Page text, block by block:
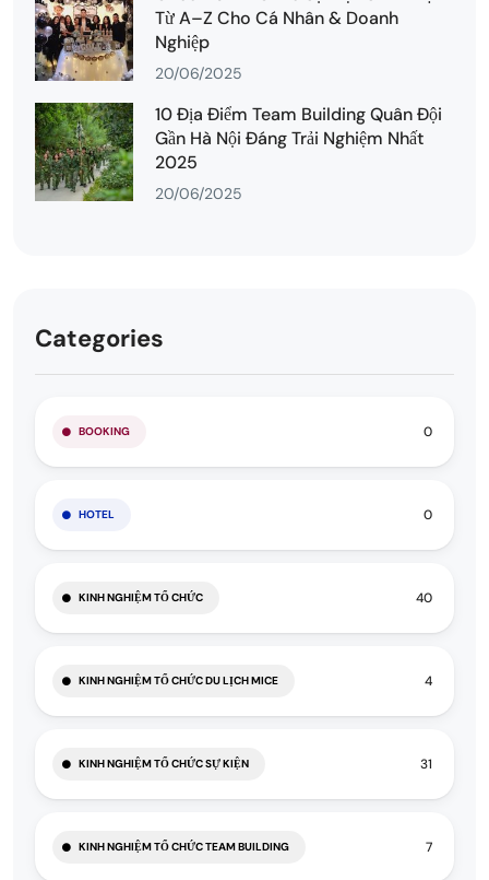
Từ A–Z Cho Cá Nhân & Doanh
Nghiệp
20/06/2025
10 Địa Điểm Team Building Quân Đội
Gần Hà Nội Đáng Trải Nghiệm Nhất
2025
20/06/2025
Categories
BOOKING 0
HOTEL 0
KINH NGHIỆM TỔ CHỨC 40
KINH NGHIỆM TỔ CHỨC DU LỊCH MICE 4
KINH NGHIỆM TỔ CHỨC SỰ KIỆN 31
KINH NGHIỆM TỔ CHỨC TEAM BUILDING 7